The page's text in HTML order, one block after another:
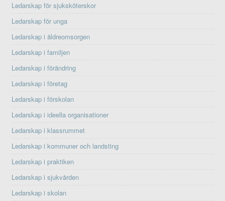
Ledarskap för sjuksköterskor
Ledarskap för unga
Ledarskap i äldreomsorgen
Ledarskap i familjen
Ledarskap i förändring
Ledarskap i företag
Ledarskap i förskolan
Ledarskap i ideella organisationer
Ledarskap i klassrummet
Ledarskap i kommuner och landsting
Ledarskap i praktiken
Ledarskap i sjukvården
Ledarskap i skolan